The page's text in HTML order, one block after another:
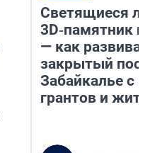
Светящиеся
3D‑памятник и
— как
закрытый
Забайкалье с
грантов и